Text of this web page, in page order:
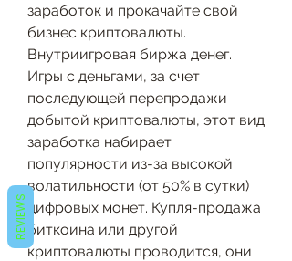
заработок и прокачайте свой
бизнес криптовалюты.
Внутриигровая биржа денег.
Игры с деньгами, за счет
последующей перепродажи
добытой криптовалюты, этот вид
заработка набирает
популярности из-за высокой
волатильности (от 50% в сутки)
цифровых монет. Купля-продажа
биткоина или другой
криптовалюты проводится, они
REVIEWS